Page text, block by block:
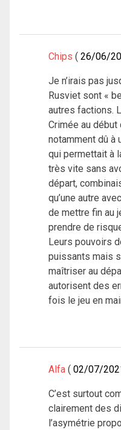
Chips 26/06/
Je n’irais pas
Rusviet sont «
autres factions.
Crimée au
notamment dû à
qui permettait à
très vite sans
départ,
qu’une autre
de mettre fin au
prendre de
Leurs pouvoirs
puissants mais
maîtriser au
autorisent des
fois le jeu en
Alfa 02/07/
C’est surtout
clairement des
l’asymétrie